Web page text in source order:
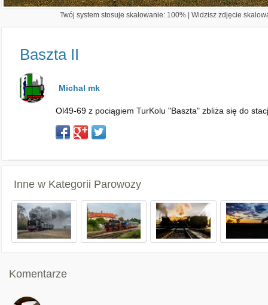
Twój system stosuje skalowanie: 100% | Widzisz zdjęcie
Baszta II
Michal mk
Ol49-69 z pociągiem TurKolu "Baszta" zbliża się do
Inne w Kategorii Parowozy
Komentarze